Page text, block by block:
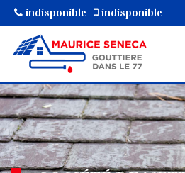
indisponible indisponible